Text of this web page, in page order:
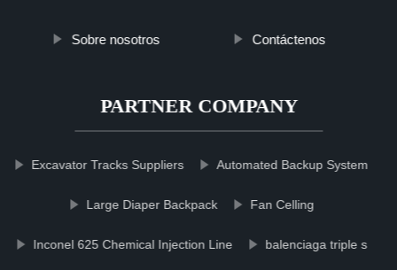
Sobre nosotros Contáctenos
PARTNER COMPANY
Excavator Tracks Suppliers Automated Backup System
Large Diaper Backpack Fan Celling
Inconel 625 Chemical Injection Line balenciaga triple s